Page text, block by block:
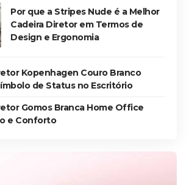
Por que a Stripes Nude é a Melhor
Cadeira Diretor em Termos de
Design e Ergonomia
Kopenhagen Couro Branco
de Status no Escritório
Gomos Branca Home Office
e Conforto